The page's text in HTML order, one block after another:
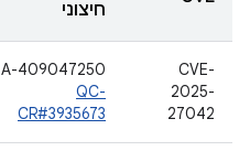
חיצוני
CVE-
2025-
27042
A-409047250
QC-
CR#3935673